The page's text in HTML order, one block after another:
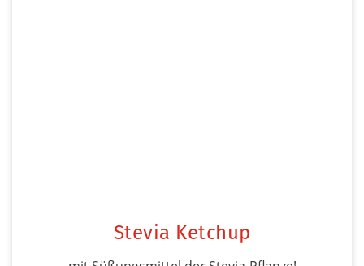
Stevia Ketchup